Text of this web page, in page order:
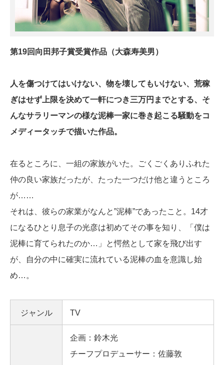
第19回向田邦子賞受賞作品（大森寿美男）
人を傷つけてはいけない、物を壊してもいけない、荒稼
ぎはせず上限を決めて一軒につき三万円までとする、そ
んなサラリーマンの様な泥棒一家に巻き起こる騒動をコ
メディータッチで描いた作品。
在るところに、一組の家族がいた。ごくごくありふれた
仲の良い家族だったが、たった一つだけ他と違うところ
が……
それは、彼らの家業がなんと”泥棒”であったこと。14才
になるひとり息子の光彦は初めてその事を知り、「僕は
泥棒に育てられたのか…」と愕然として家を飛び出す
が、自分の中に確実に流れている泥棒の血を意識し始
め…。
ジャンル TV
企画：鈴木光
チーフプロデューサー：佐藤敦